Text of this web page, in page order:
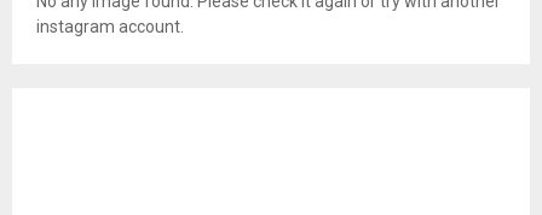
instagram account.